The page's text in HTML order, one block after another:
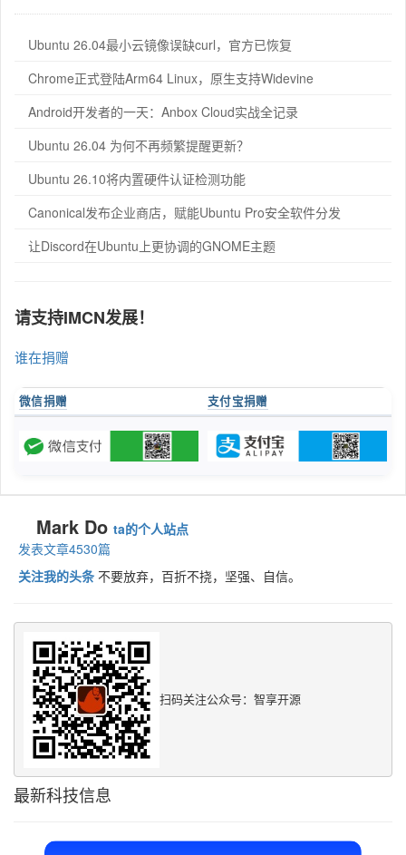
Ubuntu 26.04最小云镜像误缺curl，官方已恢复
Chrome正式登陆Arm64 Linux，原生支持Widevine
Android开发者的一天：Anbox Cloud实战全记录
Ubuntu 26.04 为何不再频繁提醒更新？
Ubuntu 26.10将内置硬件认证检测功能
Canonical发布企业商店，赋能Ubuntu Pro安全软件分发
让Discord在Ubuntu上更协调的GNOME主题
请支持IMCN发展！
谁在捐赠
微信捐赠 支付宝捐赠
Mark Do ta的个人站点
发表文章4530篇
关注我的头条 不要放弃，百折不挠，坚强、自信。
扫码关注公众号：智享开源
最新科技信息